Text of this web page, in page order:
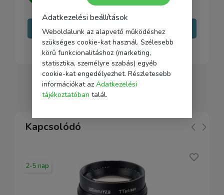
Írj nekünk
Kapcsolódó
2-5 nap
Adatkezelési beállítások
Weboldalunk az alapvető működéshez
szükséges cookie-kat használ. Szélesebb
körű funkcionalitáshoz (marketing,
statisztika, személyre szabás) egyéb
cookie-kat engedélyezhet. Részletesebb
információkat az Adatkezelési
tájékoztatóban talál.